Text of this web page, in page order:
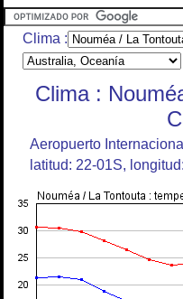
Clima :
Clima :
Aeropuerto
latitud: 22-01S,